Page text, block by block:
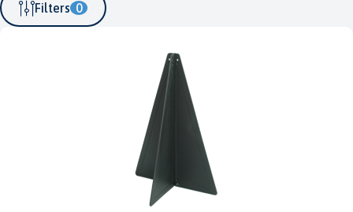
Filters 0